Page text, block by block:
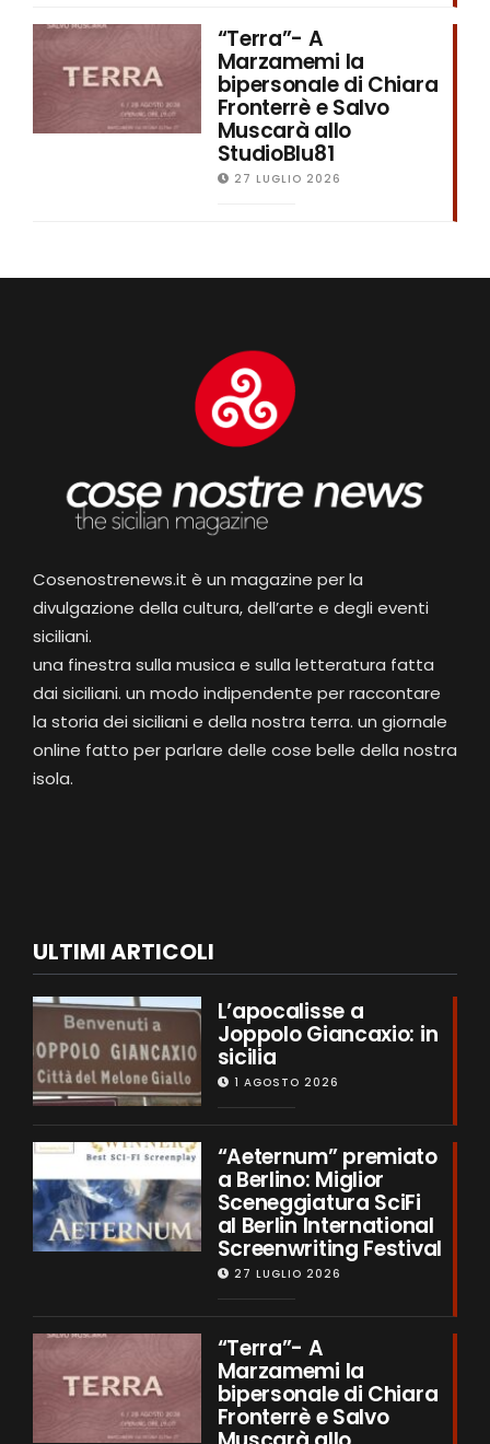
“Terra”- A
Marzamemi la
bipersonale di Chiara
Fronterrè e Salvo
Muscarà allo
StudioBlu81
27 LUGLIO 2026
Cosenostrenews.it è un magazine per la
divulgazione della cultura, dell’arte e degli eventi
siciliani.
una finestra sulla musica e sulla letteratura fatta
dai siciliani. un modo indipendente per raccontare
la storia dei siciliani e della nostra terra. un giornale
online fatto per parlare delle cose belle della nostra
isola.
ULTIMI ARTICOLI
L’apocalisse a
Joppolo Giancaxio: in
sicilia
1 AGOSTO 2026
“Aeternum” premiato
a Berlino: Miglior
Sceneggiatura SciFi
al Berlin International
Screenwriting Festival
27 LUGLIO 2026
“Terra”- A
Marzamemi la
bipersonale di Chiara
Fronterrè e Salvo